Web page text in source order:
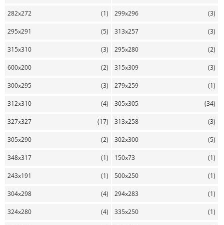
282x272 (1) 299x296 (3)
295x291 (5) 313x257 (3)
315x310 (3) 295x280 (2)
600x200 (2) 315x309 (3)
300x295 (3) 279x259 (1)
312x310 (4) 305x305 (34)
327x327 (17) 313x258 (3)
305x290 (2) 302x300 (5)
348x317 (1) 150x73 (1)
243x191 (1) 500x250 (1)
304x298 (4) 294x283 (1)
324x280 (4) 335x250 (1)